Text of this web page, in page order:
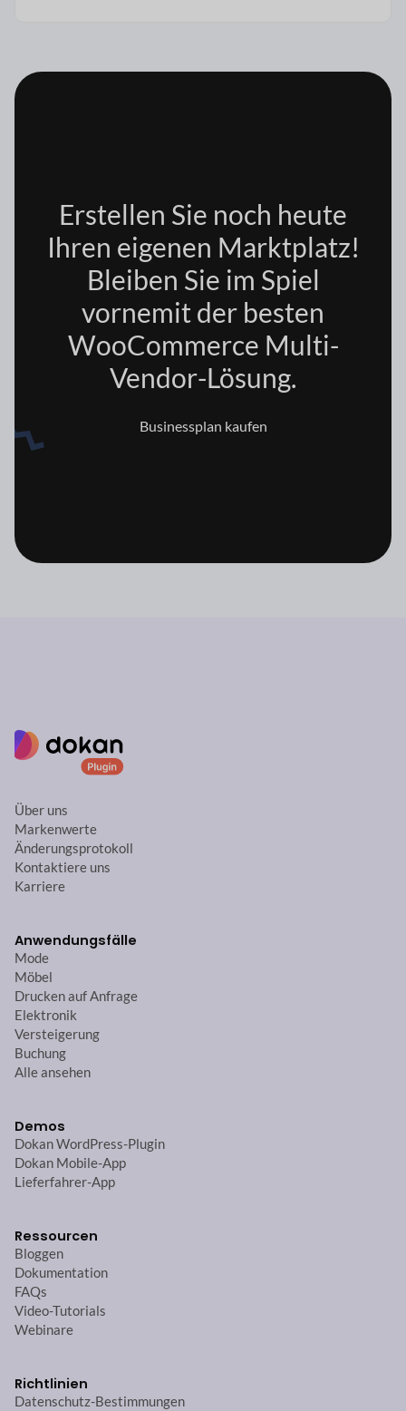
Erstellen Sie noch heute
Ihren eigenen Marktplatz!
Bleiben Sie im Spiel
vornemit der besten
WooCommerce Multi-
Vendor-Lösung.
Businessplan kaufen
Über uns
Markenwerte
Änderungsprotokoll
Kontaktiere uns
Karriere
Anwendungsfälle
Mode
Möbel
Drucken auf Anfrage
Elektronik
Versteigerung
Buchung
Alle ansehen
Demos
Dokan WordPress-Plugin
Dokan Mobile-App
Lieferfahrer-App
Ressourcen
Bloggen
Dokumentation
FAQs
Video-Tutorials
Webinare
Richtlinien
Datenschutz-Bestimmungen